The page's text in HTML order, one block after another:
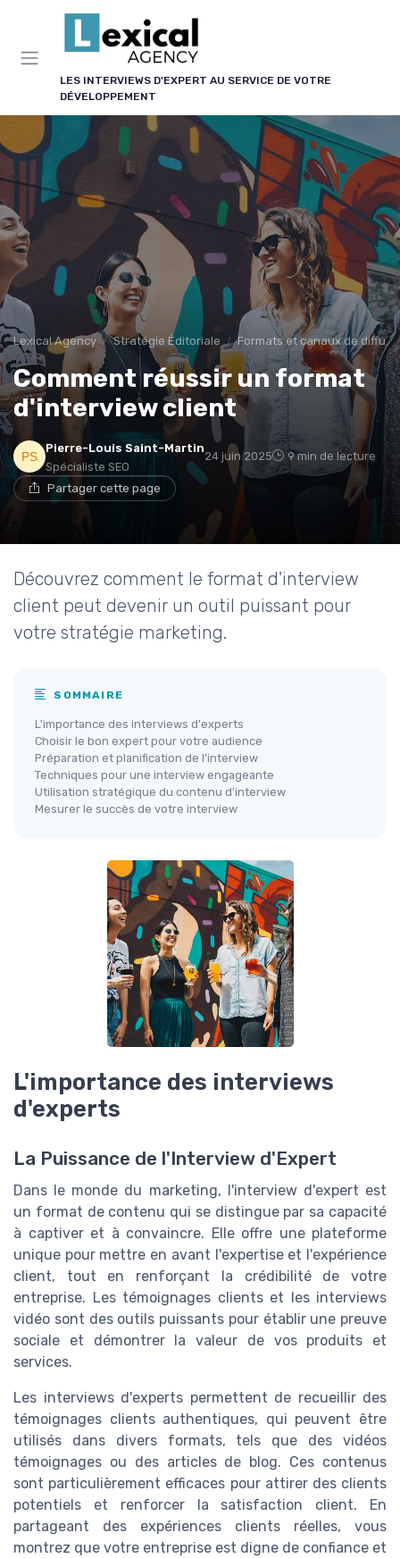
LES INTERVIEWS D'EXPERT AU SERVICE DE VOTRE
DÉVELOPPEMENT
Lexical Agency Stratégie Éditoriale Formats et canaux de
Comment réussir un format
d'interview client
Pierre-Louis Saint-Martin
Spécialiste SEO
24 juin 2025 9 min de lecture
Partager cette page
Découvrez comment le format d'interview
client peut devenir un outil puissant pour
votre stratégie marketing.
SOMMAIRE
L'importance des interviews d'experts
Choisir le bon expert pour votre audience
Préparation et planification de l'interview
Techniques pour une interview engageante
Utilisation stratégique du contenu d'interview
Mesurer le succès de votre interview
L'importance des interviews
d'experts
La Puissance de l'Interview d'Expert
Dans le monde du marketing, l'interview d'expert est
un format de contenu qui se distingue par sa capacité
à captiver et à convaincre. Elle offre une plateforme
unique pour mettre en avant l'expertise et l'expérience
client, tout en renforçant la crédibilité de votre
entreprise. Les témoignages clients et les interviews
vidéo sont des outils puissants pour établir une preuve
sociale et démontrer la valeur de vos produits et
services.
Les interviews d'experts permettent de recueillir des
témoignages clients authentiques, qui peuvent être
utilisés dans divers formats, tels que des vidéos
témoignages ou des articles de blog. Ces contenus
sont particulièrement efficaces pour attirer des clients
potentiels et renforcer la satisfaction client. En
partageant des expériences clients réelles, vous
montrez que votre entreprise est digne de confiance et
Panneau de gestion des cookies